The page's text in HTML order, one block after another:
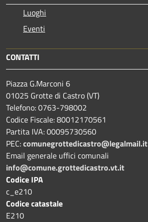
Luoghi
Eventi
CONTATTI
Piazza G.Marconi 6
01025 Grotte di Castro (VT)
Telefono: 0763-798002
Codice Fiscale: 80012170561
Partita IVA: 00095730560
PEC:comunegrottedicastro@legalmail.it
Email generale uffici comunali
info@comune.grottedicastro.vt.it
Codice IPA
c_e210
Codice catastale
E210